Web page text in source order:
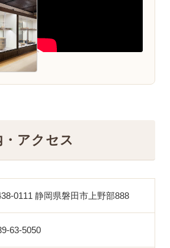
アクセス
0111 静岡県磐田市上野部888
63-5050